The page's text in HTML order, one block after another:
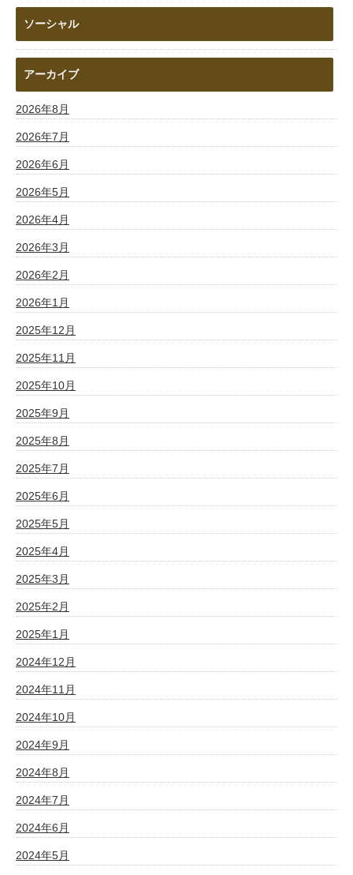
ソーシャル
アーカイブ
2026年8月
2026年7月
2026年6月
2026年5月
2026年4月
2026年3月
2026年2月
2026年1月
2025年12月
2025年11月
2025年10月
2025年9月
2025年8月
2025年7月
2025年6月
2025年5月
2025年4月
2025年3月
2025年2月
2025年1月
2024年12月
2024年11月
2024年10月
2024年9月
2024年8月
2024年7月
2024年6月
2024年5月